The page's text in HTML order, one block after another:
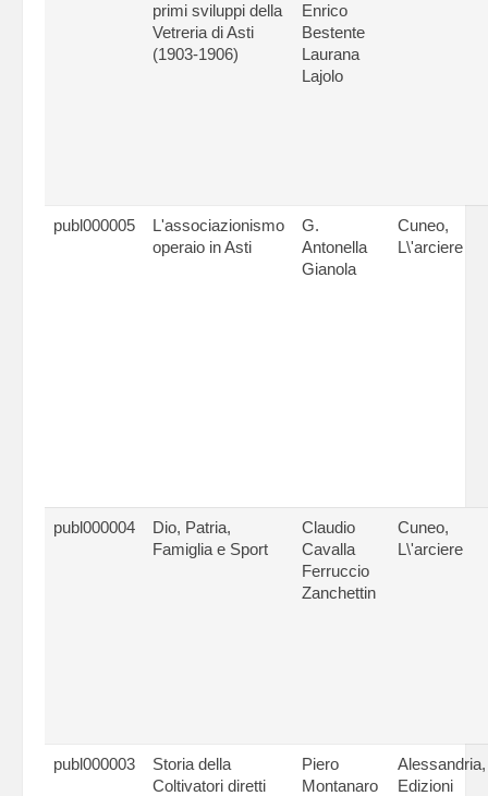
primi sviluppi della
Vetreria di Asti
(1903-1906)
Enrico
Bestente
Laurana
Lajolo
publ000005
L'associazionismo
operaio in Asti
G.
Antonella
Gianola
Cuneo,
L\'arciere
publ000004
Dio, Patria,
Famiglia e Sport
Claudio
Cavalla
Ferruccio
Zanchettin
Cuneo,
L\'arciere
publ000003
Storia della
Coltivatori diretti
Piero
Montanaro
Alessandria,
Edizioni